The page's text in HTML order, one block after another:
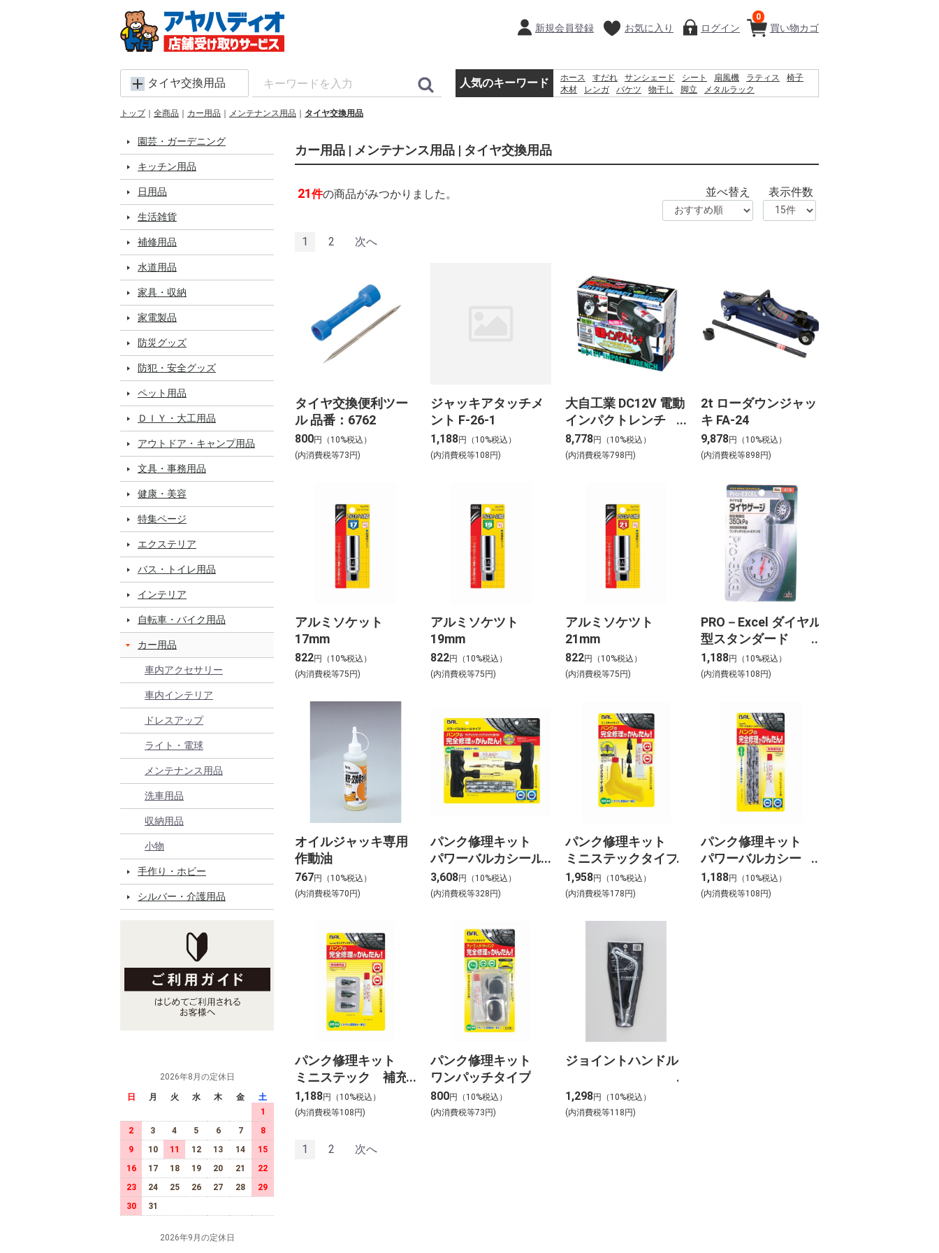
買い物カゴ
0
新規会員登録 お気に入り ログイン
タイヤ交換用品 人気のキーワード ホース すだれ サンシェード シート 扇風機 ラティス
椅子
木材
レンガ バケツ 物干し 脚立
メタルラック
トップ 全商品 カー用品 メンテナンス用品 タイヤ交換用品
園芸・ガーデニング
キッチン用品
日用品
生活雑貨
補修用品
水道用品
家具・収納
家電製品
防災グッズ
防犯・安全グッズ
ペット用品
ＤＩＹ・大工用品
アウトドア・キャンプ用品
文具・事務用品
健康・美容
特集ページ
エクステリア
バス・トイレ用品
インテリア
自転車・バイク用品
カー用品
車内アクセサリー
車内インテリア
ドレスアップ
ライト・電球
メンテナンス用品
洗車用品
収納用品
小物
手作り・ホビー
シルバー・介護用品
2026年8月の定休日
日 月 火 水 木 金
土
1
2
3 4 5 6 7
8
9
10 11 12 13 14
15
16
17 18 19 20 21
22
23
24 25 26 27 28
29
30
31
2026年9月の定休日
カー用品 | メンテナンス用品 | タイヤ交換用品
21件の商品がみつかりました。 並べ替え 表示件数
1 2 次へ
タイヤ交換便利ツー
ル 品番：6762
800円（10%税込）
(内消費税等73円)
ジャッキアタッチメ
ント F-26-1
1,188円（10%税込）
(内消費税等108円)
大自工業 DC12V 電動
インパクトレンチ
FT-09P
8,778円（10%税込）
(内消費税等798円)
2t ローダウンジャッ
キ FA-24
9,878円（10%税込）
(内消費税等898円)
アルミソケット
17mm
822円（10%税込）
(内消費税等75円)
アルミソケツト
19mm
822円（10%税込）
(内消費税等75円)
アルミソケツト
21mm
822円（10%税込）
(内消費税等75円)
PRO－Excel ダイヤル
型スタンダード
No.213
1,188円（10%税込）
(内消費税等108円)
オイルジャッキ専用
作動油
767円（10%税込）
(内消費税等70円)
パンク修理キット
パワーバルカシール
タイプ
3,608円（10%税込）
(内消費税等328円)
パンク修理キット
ミニステックタイプ
1,958円（10%税込）
(内消費税等178円)
パンク修理キット
パワーバルカシー
ル 補充用
1,188円（10%税込）
(内消費税等108円)
パンク修理キット
ミニステック 補充
用
1,188円（10%税込）
(内消費税等108円)
パンク修理キット
ワンパッチタイプ
800円（10%税込）
(内消費税等73円)
ジョイントハンドル
1,298円（10%税込）
(内消費税等118円)
1 2 次へ